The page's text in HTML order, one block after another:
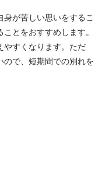
身が苦しい思いをするこ
とをおすすめします。
やすくなります。ただ
ので、短期間での別れを